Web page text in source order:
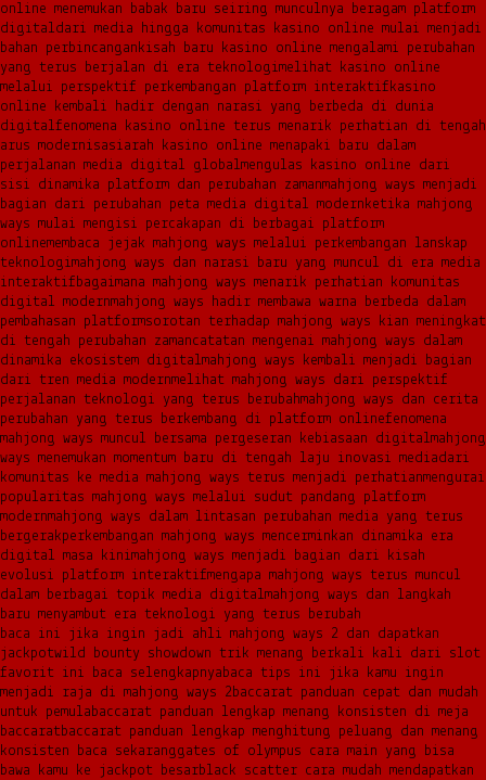
online menemukan babak baru seiring munculnya beragam platform
digitaldari media hingga komunitas kasino online mulai menjadi
bahan perbincangankisah baru kasino online mengalami perubahan
yang terus berjalan di era teknologimelihat kasino online
melalui perspektif perkembangan platform interaktifkasino
online kembali hadir dengan narasi yang berbeda di dunia
digitalfenomena kasino online terus menarik perhatian di tengah
arus modernisasiarah kasino online menapaki baru dalam
perjalanan media digital globalmengulas kasino online dari
sisi dinamika platform dan perubahan zamanmahjong ways menjadi
bagian dari perubahan peta media digital modernketika mahjong
ways mulai mengisi percakapan di berbagai platform
onlinemembaca jejak mahjong ways melalui perkembangan lanskap
teknologimahjong ways dan narasi baru yang muncul di era media
interaktifbagaimana mahjong ways menarik perhatian komunitas
digital modernmahjong ways hadir membawa warna berbeda dalam
pembahasan platformsorotan terhadap mahjong ways kian meningkat
di tengah perubahan zamancatatan mengenai mahjong ways dalam
dinamika ekosistem digitalmahjong ways kembali menjadi bagian
dari tren media modernmelihat mahjong ways dari perspektif
perjalanan teknologi yang terus berubahmahjong ways dan cerita
perubahan yang terus berkembang di platform onlinefenomena
mahjong ways muncul bersama pergeseran kebiasaan digitalmahjong
ways menemukan momentum baru di tengah laju inovasi mediadari
komunitas ke media mahjong ways terus menjadi perhatianmengurai
popularitas mahjong ways melalui sudut pandang platform
modernmahjong ways dalam lintasan perubahan media yang terus
bergerakperkembangan mahjong ways mencerminkan dinamika era
digital masa kinimahjong ways menjadi bagian dari kisah
evolusi platform interaktifmengapa mahjong ways terus muncul
dalam berbagai topik media digitalmahjong ways dan langkah
baru menyambut era teknologi yang terus berubah
baca ini jika ingin jadi ahli mahjong ways 2 dan dapatkan
jackpotwild bounty showdown trik menang berkali kali dari slot
favorit ini baca selengkapnyabaca tips ini jika kamu ingin
menjadi raja di mahjong ways 2baccarat panduan cepat dan mudah
untuk pemulabaccarat panduan lengkap menang konsisten di meja
baccaratbaccarat panduan lengkap menghitung peluang dan menang
konsisten baca sekaranggates of olympus cara main yang bisa
bawa kamu ke jackpot besarblack scatter cara mudah mendapatkan